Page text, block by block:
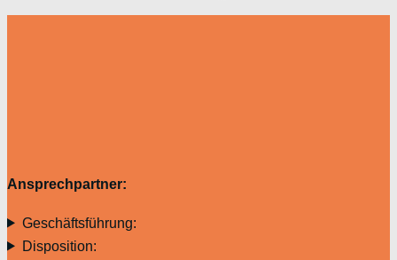
Ansprechpartner:
Geschäftsführung:
Disposition: